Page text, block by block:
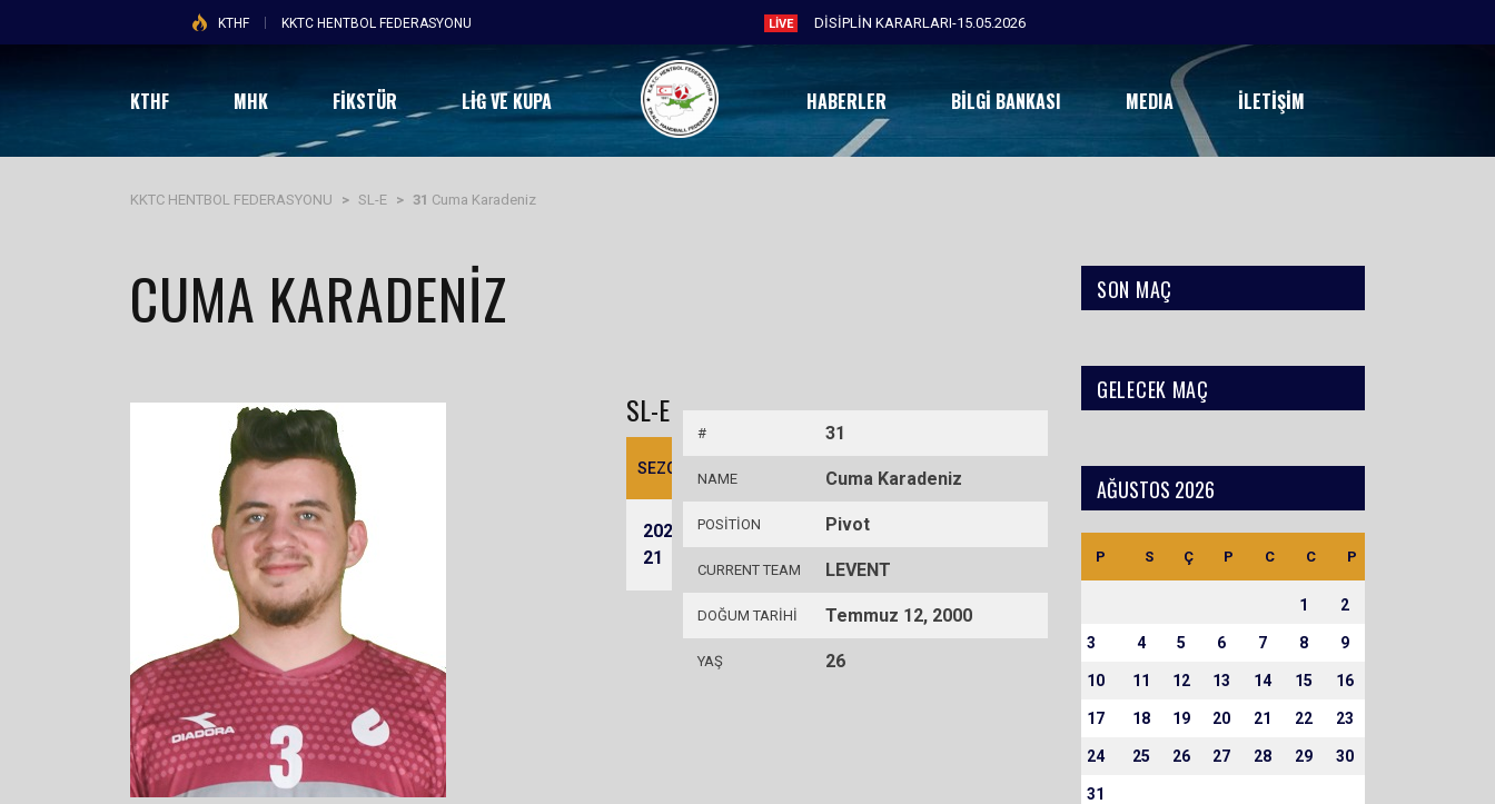
KTHF KKTC HENTBOL FEDERASYONU LIVE DİSİPLİN KARARLARI-15.05.2026
KTHF MHK FİKSTÜR LIG VE KUPA HABERLER BILGI BANKASI MEDIA İLETIŞIM
KKTC HENTBOL FEDERASYONU > SL-E > 31 Cuma Karadeniz
CUMA KARADENIZ
# 31
NAME Cuma Karadeniz
POSITION Pivot
CURRENT TEAM LEVENT
DOĞUM TARIHI Temmuz 12, 2000
YAŞ 26
SL-E
SEZON GOL K 9M 7M HF AS 2’ SK KK OY
2020-
21
LEVENT 12 5 6 3 3 0 0 1 1
SON MAÇ
GELECEK MAÇ
AĞUSTOS 2026
P S Ç P C C P
1 2
3 4 5 6 7 8 9
10 11 12 13 14 15 16
17 18 19 20 21 22 23
24 25 26 27 28 29 30
31